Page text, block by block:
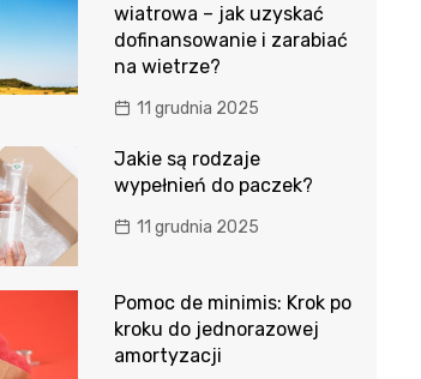
wiatrowa – jak uzyskać
dofinansowanie i zarabiać
na wietrze?
11 grudnia 2025
Jakie są rodzaje
wypełnień do paczek?
11 grudnia 2025
Pomoc de minimis: Krok po
kroku do jednorazowej
amortyzacji